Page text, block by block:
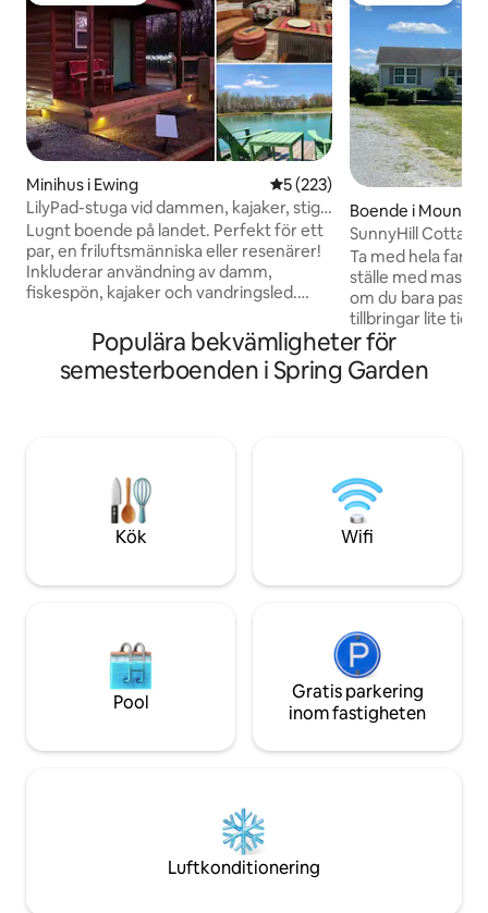
Minihus i Ewing 5 av 5 i genomsnittligt
5 (223)
LilyPad-stuga vid dammen, kajaker, stig,
landskap
Lugnt boende på landet. Perfekt för ett
par, en friluftsmänniska eller resenärer!
Inkluderar användning av damm,
fiskespön, kajaker och vandringsled.
Användning av gasolgrill, eldstad och
ved. Bågskjutemål tillgängligt på
begäran. Denna stuga ligger på vår 20
12x20-studiostuga med 1 dubbelsäng
och 1 enkelsängsoffa med skumfyllning.
Vi tillåter inga husdjur.
Boende i Mount
SunnyHill Cottage
Ta med hela
ställe med
om du bara
tillbringar lite tid i
eller nöje, vill vi
Detta hus är
kök om du vill
bröllopsduschar
meddelande för
att använda vårt
av händelser.
Populära bekvämligheter för
semesterboenden i Spring Garden
Kök Wifi
Pool
Gratis parkering
inom fastigheten
Luftkonditionering